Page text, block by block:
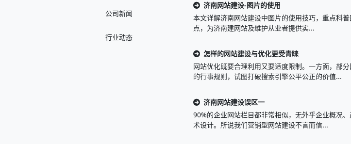
公司新闻
行业动态
济南网站建设-图片的使用
本文详解济南网站建设中图片的使用技巧，重点科
点，为济南建网站及维护从业者提供实...
怎样的网站建设与优化更受青睐
网站优化既要合理利用又要适度限制。一方面，部
的行事规则，试图打破搜索引擎公平公正的价值...
济南网站建设误区一
90%的企业网站栏目都非常相似，无外乎企业概况
术设计。所说我们营销型网站建设不言而信...